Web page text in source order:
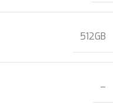
512GB
–